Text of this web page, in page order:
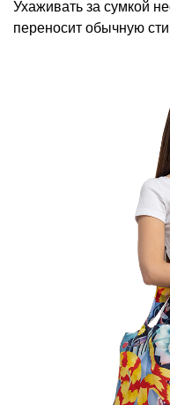
Ухаживать за сумкой
переносит обычную